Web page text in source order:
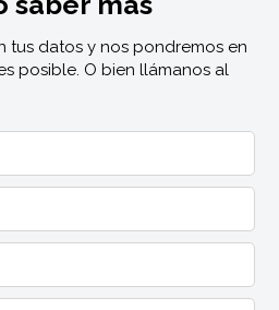
tus datos y nos pondremos en
posible. O bien llámanos al